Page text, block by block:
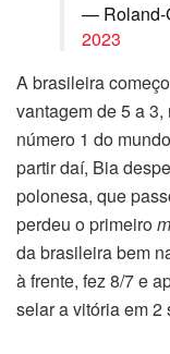
— Roland-
2023
A brasileira
vantagem de 5 a
número 1 do
partir daí, Bia
polonesa, que
perdeu o primeiro
da brasileira bem
à frente, fez 8/7 e
selar a vitória em 2